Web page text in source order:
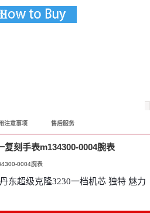
注意事项 售后服务
刻手表m134300-0004腕表
0004腕表
东超级克隆3230一档机芯 独特 魅力